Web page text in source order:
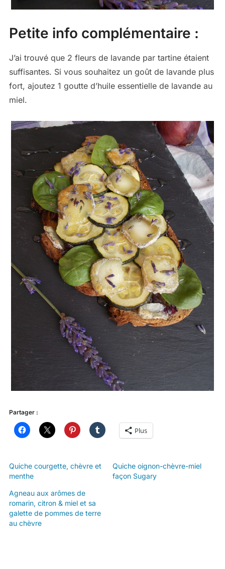
Petite info complémentaire :
J’ai trouvé que 2 fleurs de lavande par tartine étaient
suffisantes. Si vous souhaitez un goût de lavande plus
fort, ajoutez 1 goutte d’huile essentielle de lavande au
miel.
Partager :
Plus
Quiche courgette, chèvre et
menthe
Quiche oignon-chèvre-miel
façon Sugary
Agneau aux arômes de
romarin, citron & miel et sa
galette de pommes de terre
au chèvre